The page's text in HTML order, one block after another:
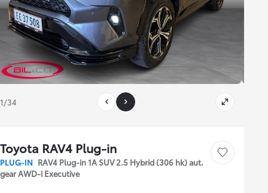
1/34
Toyota RAV4 Plug-in
PLUG-IN RAV4 Plug-in 1A SUV 2.5 Hybrid (306 hk) aut.
gear AWD-i Executive
Gem bil